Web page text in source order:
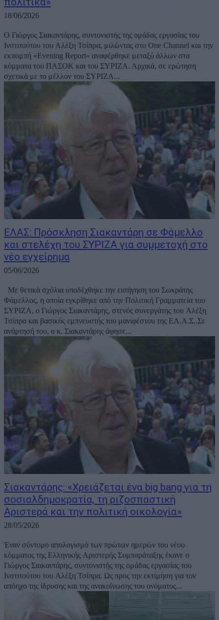
18/06/2026
Ο Γιώργος Σιακαντάρης, συντονιστής της ομάδας εργασίας του
Ινστιτούτου του Αλέξη Τσίπρα, μιλώντας στο One Channel και την
εκπομπή «Evening Report» αναφέρθηκε μεταξύ άλλων στα
κόμματα του ΠΑΣΟΚ και του ΣΥΡΙΖΑ. Αρχικά, σε ερώτηση
σχετικά με το μέλλον του ΣΥΡΙΖΑ...
ΕΛΑΣ: Πρόσκληση Σιακαντάρη σε Φάμελλο
και στελέχη του ΣΥΡΙΖΑ για συμμετοχή στο
νέο εγχείρημα
05/06/2026
Με θετικά σχόλια υποδέχθηκε την εισήγηση του Σωκράτης
Φάμελλος, η οποία εγκρίθηκε από την Πολιτική Γραμματεία του
ΣΥΡΙΖΑ, ο Γιώργος Σιακαντάρης, στενός συνεργάτης του Αλέξη
Τσίπρα και βασικός εμπνευστής του μανιφέστου της ΕΛ.Α.Σ..Σε
ανάρτησή του, ο κ. Σιακαντάρης άφησε...
Σιακαντάρης: «Χρειάζεται ένα big bang για τη
σοσιαλδημοκρατία, τη ριζοσπαστική
Αριστερά και την πολιτική οικολογία»
28/05/2026
Έναν σύντομο απολογισμό των πρώτων ημερών του νέου
κόμματος της Ελληνικής Αριστερής Συμπαράταξης έκανε ο
Γιώργος Σιακαντάρης, συντονιστής της ομάδας εργασίας του
Ινστιτούτου του Αλέξη Τσίπρα. Ως προς την εκτίμηση για τον
απόηχο της ίδρυσης και της ανακοίνωσης του ονόματος...